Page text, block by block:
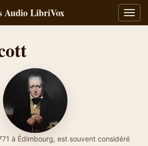
la
Audio LibriVox
à Édimbourg, est souvent considéré